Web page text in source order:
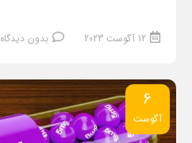
12 آگوست 2023 بدون دیدگاه
6
آگوست